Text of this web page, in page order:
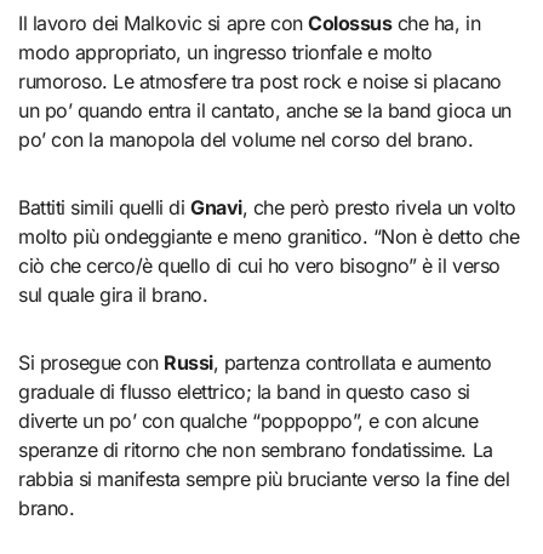
Il lavoro dei Malkovic si apre conColossusche ha, in
modo appropriato, un ingresso trionfale e molto
rumoroso. Le atmosfere tra post rock e noise si placano
un po’ quando entra il cantato, anche se la band gioca un
po’ con la manopola del volume nel corso del brano.
Battiti simili quelli di Gnavi, che però presto rivela un volto
molto più ondeggiante e meno granitico. “Non è detto che
ciò che cerco/è quello di cui ho vero bisogno” è il verso
sul quale gira il brano.
Si prosegue con Russi, partenza controllata e aumento
graduale di flusso elettrico; la band in questo caso si
diverte un po’ con qualche “poppoppo”, e con alcune
speranze di ritorno che non sembrano fondatissime. La
rabbia si manifesta sempre più bruciante verso la fine del
brano.